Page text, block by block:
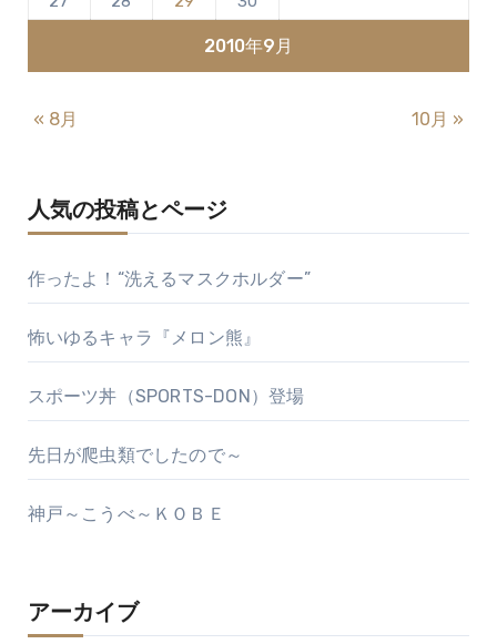
2010年9月
« 8月 10月 »
人気の投稿とページ
作ったよ！“洗えるマスクホルダー”
怖いゆるキャラ『メロン熊』
スポーツ丼（SPORTS-DON）登場
先日が爬虫類でしたので～
神戸～こうべ～ＫＯＢＥ
アーカイブ